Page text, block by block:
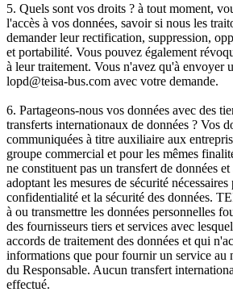
5. Quels sont vos droits ? à tout moment,
l'accès à vos données, savoir si nous les
demander leur rectification, suppression,
et portabilité. Vous pouvez également
à leur traitement. Vous n'avez qu'à envoyer
lopd@teisa-bus.com avec votre demande.
6. Partageons-nous vos données avec des
transferts internationaux de données ? Vos
communiquées à titre auxiliaire aux
groupe commercial et pour les mêmes
ne constituent pas un transfert de données
adoptant les mesures de sécurité
confidentialité et la sécurité des données.
à ou transmettre les données personnelles
des fournisseurs tiers et services avec
accords de traitement des données et qui
informations que pour fournir un service au
du Responsable. Aucun transfert
effectué.